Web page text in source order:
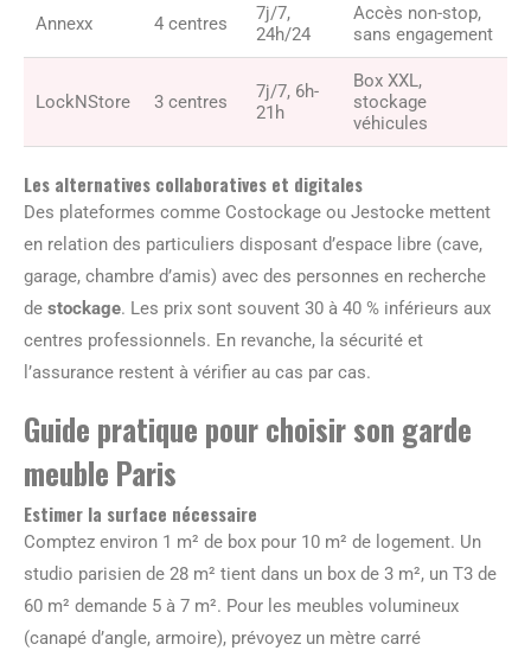
Annexx 4 centres
7j/7,
24h/24
Accès non-stop,
sans engagement
LockNStore 3 centres
7j/7, 6h-
21h
Box XXL,
stockage
véhicules
Les alternatives collaboratives et digitales
Des plateformes comme Costockage ou Jestocke mettent
en relation des particuliers disposant d’espace libre (cave,
garage, chambre d’amis) avec des personnes en recherche
de stockage. Les prix sont souvent 30 à 40 % inférieurs aux
centres professionnels. En revanche, la sécurité et
l’assurance restent à vérifier au cas par cas.
Guide pratique pour choisir son garde
meuble Paris
Estimer la surface nécessaire
Comptez environ 1 m² de box pour 10 m² de logement. Un
studio parisien de 28 m² tient dans un box de 3 m², un T3 de
60 m² demande 5 à 7 m². Pour les meubles volumineux
(canapé d’angle, armoire), prévoyez un mètre carré